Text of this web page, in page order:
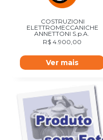
COSTRUZIONI
ELETTROMECCANICHE
ANNETTONI S.p.A.
R$ 4.900,00
Ver mais